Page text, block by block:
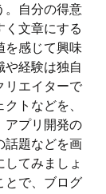
。自分の得意
く文章にする
を感じて興味
や経験は独自
リエイターで
トなどを、
アプリ開発の
話題などを画
てみましょ
とで、ブログ